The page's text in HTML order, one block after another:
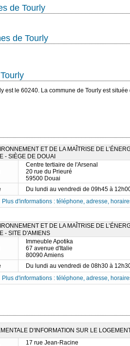
de Tourly
de Tourly
est le 60240. La commune de Tourly est située
ET DE LA MAÎTRISE DE
- SIÈGE DE DOUAI
Centre tertiaire de l'Arsenal
20 rue du Prieuré
59500 Douai
Du lundi au vendredi de 09h45 à
Plus d'informations : téléphone, adresse,
ET DE LA MAÎTRISE DE
- SITE D'AMIENS
Immeuble Apotika
67 avenue d'Italie
80090 Amiens
Du lundi au vendredi de 08h30 à
Plus d'informations : téléphone, adresse,
D'INFORMATION SUR LE
17 rue Jean-Racine